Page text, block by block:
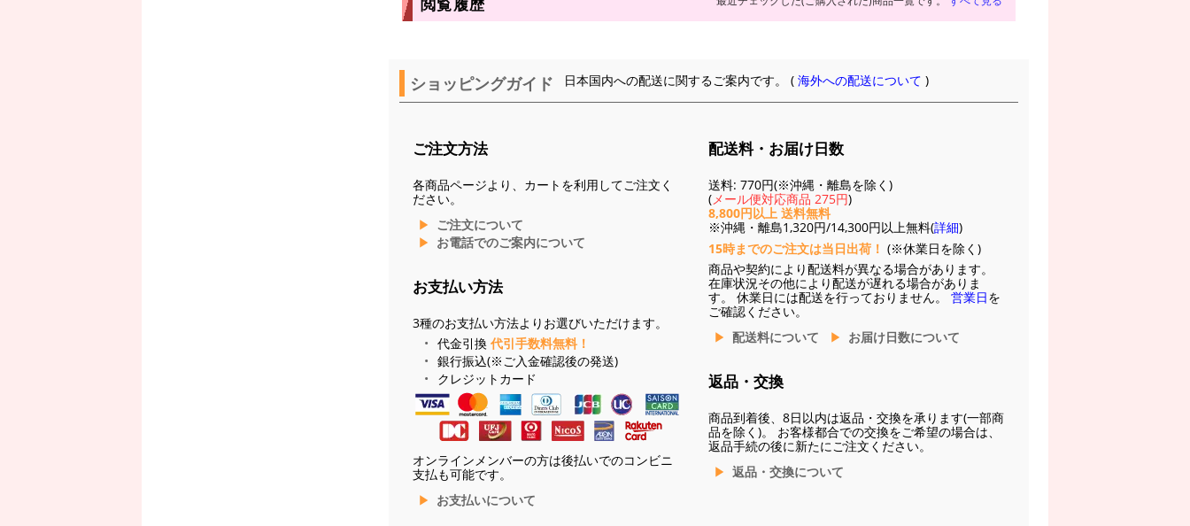
ショッピングガイド 日本国内への配送に関するご案内です。 (海外への配送について )
ご注文方法
各商品ページより、カートを利用してご注文く
ださい。
ご注文について
お電話でのご案内について
お支払い方法
3種のお支払い方法よりお選びいただけます。
代金引換 代引手数料無料！
銀行振込(※ご入金確認後の発送)
クレジットカード
オンラインメンバーの方は後払いでのコンビニ
支払も可能です。
お支払いについて
配送料・お届け日数
送料: 770円(※沖縄・離島を除く)
(メール便対応商品 275円)
8,800円以上 送料無料
※沖縄・離島1,320円/14,300円以上無料(詳細)
15時までのご注文は当日出荷！ (※休業日を除く)
商品や契約により配送料が異なる場合があります。
在庫状況その他により配送が遅れる場合がありま
す。 休業日には配送を行っておりません。 営業日を
ご確認ください。
配送料について
お届け日数について
返品・交換
商品到着後、8日以内は返品・交換を承ります(一部商
品を除く)。 お客様都合での交換をご希望の場合は、
返品手続の後に新たにご注文ください。
返品・交換について